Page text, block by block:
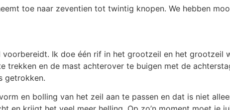
toe naar zeventien tot twintig knopen. We hebben
Ik doe één rif in het grootzeil en het
trekken en de mast achterover te buigen met de
getrokken.
en bolling van het zeil aan te passen en dat is niet